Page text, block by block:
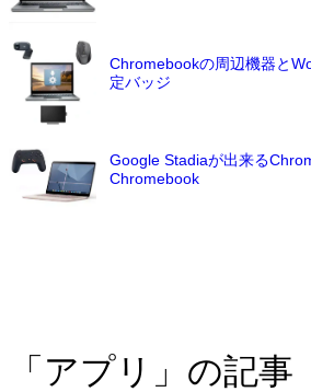
Chromebookの周辺機器と
定バッジ
Google Stadiaが出来る
Chromebook
「アプリ」の記事